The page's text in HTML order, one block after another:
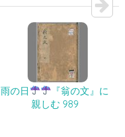
雨の日
『翁の文』に
親しむ 989